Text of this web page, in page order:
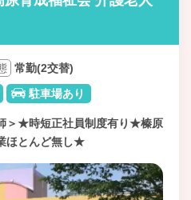
常勤(2交替)
駐車場あり
＞★時短正社員制度有り★榛原
ほとんど無し★